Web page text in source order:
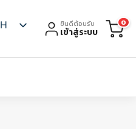
ยินดีต้อนรับ
เข้าสู่ระบบ
0